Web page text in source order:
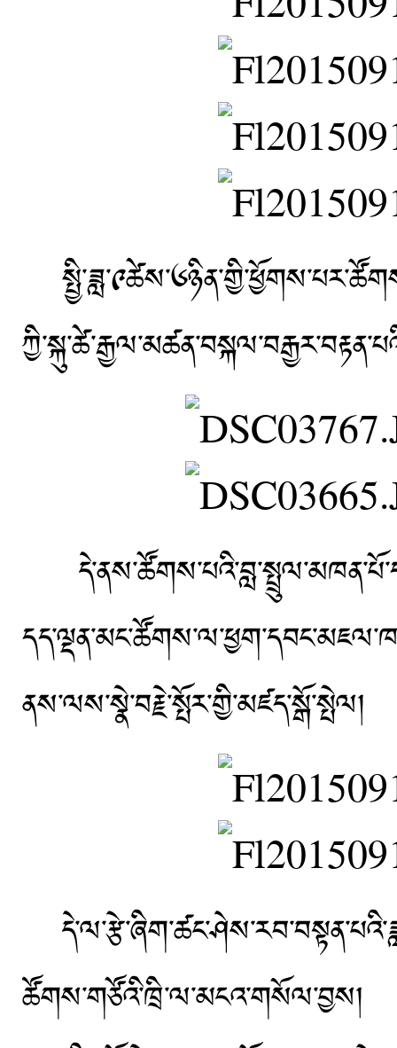
ནས་ལས་སྣེ་བརྗེ་སྤོར་གྱི་མཛད་སྒོ་སྤེལ།
ཚོགས་གཙོའི་ཁྲི་ལ་མངའ་གསོལ་བྱས།